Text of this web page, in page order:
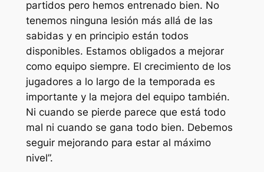
partidos pero hemos entrenado bien. No
tenemos ninguna lesión más allá de las
sabidas y en principio están todos
disponibles. Estamos obligados a mejorar
como equipo siempre. El crecimiento de los
jugadores a lo largo de la temporada es
importante y la mejora del equipo también.
Ni cuando se pierde parece que está todo
mal ni cuando se gana todo bien. Debemos
seguir mejorando para estar al máximo
nivel”.